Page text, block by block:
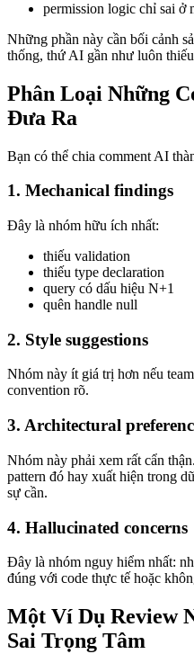
permission logic chỉ sai ở
Những phần này cần bối cảnh
thống, thứ AI gần như luôn
Phân Loại Những
Đưa Ra
Bạn có thể chia comment AI
1. Mechanical findings
Đây là nhóm hữu ích nhất:
thiếu validation
thiếu type declaration
query có dấu hiệu N+1
quên handle null
2. Style suggestions
Nhóm này ít giá trị hơn nếu
convention rõ.
3. Architectural
Nhóm này phải xem rất cẩn
pattern đó hay xuất hiện trong
sự cần.
4. Hallucinated concerns
Đây là nhóm nguy hiểm nhất:
đúng với code thực tế hoặc
Một Ví Dụ Review
Sai Trọng Tâm